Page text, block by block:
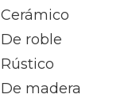
Cerámico
De roble
Rústico
De madera